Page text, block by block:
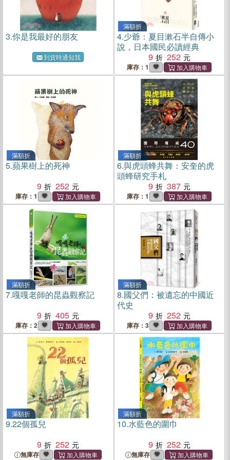
3.你是我最好的朋友
到貨時通知我
滿額折
4.少爺：夏目漱石半自傳小
說，日本國民必讀經典
9
252
庫存：1
滿額折
5.蘋果樹上的死神
9
252
庫存：1
滿額折
6.與虎頭蜂共舞：安奎的虎
頭蜂研究手札
9
387
庫存：1
滿額折
7.嘎嘎老師的昆蟲觀察記
9
405
庫存：2
滿額折
8.國父們：被遺忘的中國近
代史
9
252
庫存：3
滿額折
9.22個孤兒
9
252
無庫存
滿額折
10.水藍色的圍巾
9
252
無庫存